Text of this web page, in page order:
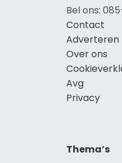
Bel ons:
Contact
Adverteren
Over ons
Avg
Privacy
Thema’s